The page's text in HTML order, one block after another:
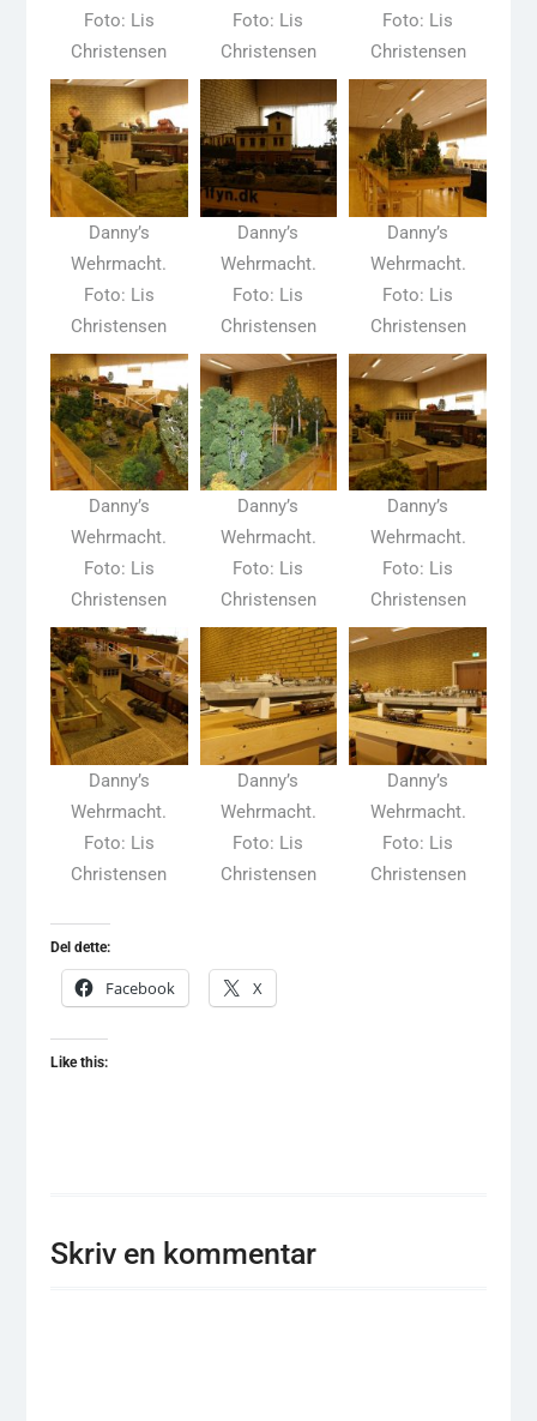
Foto: Lis
Christensen
Foto: Lis
Christensen
Foto: Lis
Christensen
Danny’s
Wehrmacht.
Foto: Lis
Christensen
Danny’s
Wehrmacht.
Foto: Lis
Christensen
Danny’s
Wehrmacht.
Foto: Lis
Christensen
Danny’s
Wehrmacht.
Foto: Lis
Christensen
Danny’s
Wehrmacht.
Foto: Lis
Christensen
Danny’s
Wehrmacht.
Foto: Lis
Christensen
Danny’s
Wehrmacht.
Foto: Lis
Christensen
Danny’s
Wehrmacht.
Foto: Lis
Christensen
Danny’s
Wehrmacht.
Foto: Lis
Christensen
Del dette:
Facebook X
Like this:
Skriv en kommentar